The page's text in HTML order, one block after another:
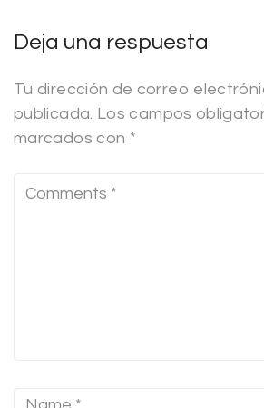
Deja una respuesta
Tu dirección de correo
publicada. Los campos
marcados con *